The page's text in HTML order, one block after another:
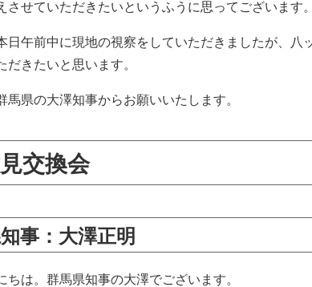
させていただきたいというふうに思ってございます。
午前中に現地の視察をしていただきましたが、八
だきたいと思います。
県の大澤知事からお願いいたします。
交換会
事：大澤正明
は。群馬県知事の大澤でございます。